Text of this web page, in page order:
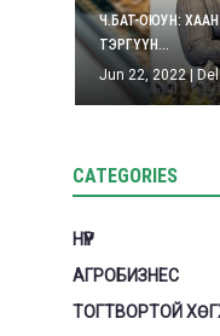
Ч.БАТ-ОЮУН:
ТЭРГҮҮН...
Jun 22, 2022 |
CATEGORIES
НҮҮР
АГРОБИЗНЕС
ТОГТВОРТОЙ